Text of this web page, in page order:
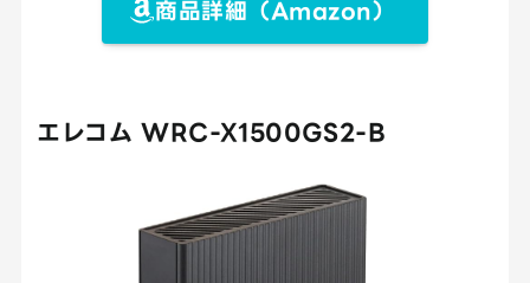
商品詳細（Amazon）
エレコム WRC-X1500GS2-B